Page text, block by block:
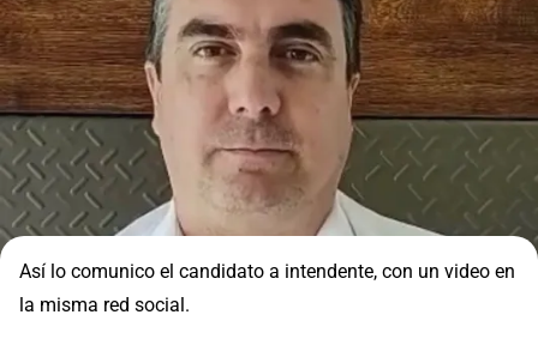
Así lo comunico el candidato a intendente, con un video en
la misma red social.